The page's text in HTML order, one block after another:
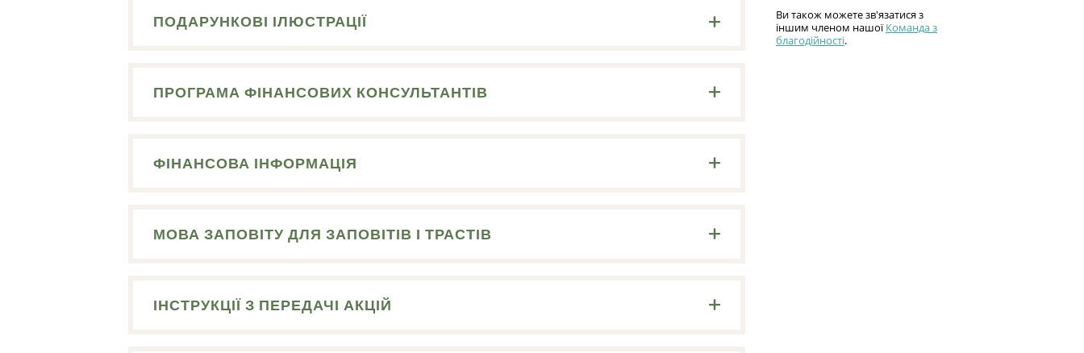
ПОДАРУНКОВІ ІЛЮСТРАЦІЇ
ПРОГРАМА ФІНАНСОВИХ КОНСУЛЬТАНТІВ
ФІНАНСОВА ІНФОРМАЦІЯ
МОВА ЗАПОВІТУ ДЛЯ ЗАПОВІТІВ І ТРАСТІВ
ІНСТРУКЦІЇ З ПЕРЕДАЧІ АКЦІЙ
Ви також можете зв'язатися з
іншим членом нашоїКоманда з
благодійності.